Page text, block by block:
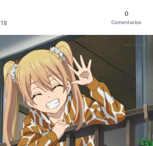
0
Comentarios